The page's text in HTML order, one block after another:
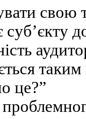
свою
суб’єкту
це?”